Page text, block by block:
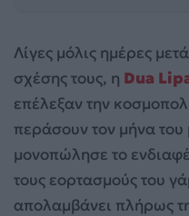
Λίγες μόλις ημέρες
σχέσης τους, η Dua
επέλεξαν την
περάσουν τον μήνα του
μονοπώλησε το
τους εορτασμούς του
απολαμβάνει πλήρως